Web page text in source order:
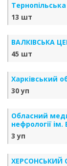
13 шт
ВАЛКІВСЬКА
45 шт
Харківський
30 уп
Обласний
нефрології
3 уп
ХЕРСОНСЬКИЙ